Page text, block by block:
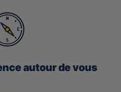
autour de vous